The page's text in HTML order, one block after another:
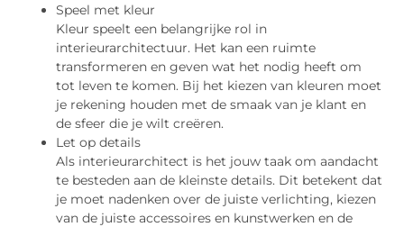
Speel met kleur
Kleur speelt een belangrijke rol in
interieurarchitectuur. Het kan een ruimte
transformeren en geven wat het nodig heeft om
tot leven te komen. Bij het kiezen van kleuren moet
je rekening houden met de smaak van je klant en
de sfeer die je wilt creëren.
Let op details
Als interieurarchitect is het jouw taak om aandacht
te besteden aan de kleinste details. Dit betekent dat
je moet nadenken over de juiste verlichting, kiezen
van de juiste accessoires en kunstwerken en de